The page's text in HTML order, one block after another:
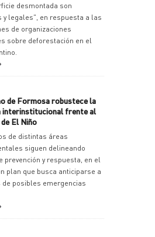
desmontada son
y legales", en respuesta a las
de organizaciones
sobre deforestación en el
de Formosa robustece la
interinstitucional frente al
El Niño
de distintas áreas
siguen delineando
prevención y respuesta, en el
plan que busca anticiparse a
de posibles emergencias